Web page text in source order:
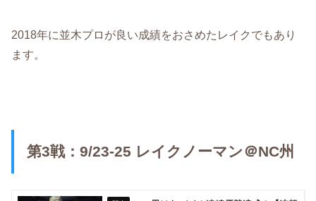
2018年に並木プロが良い成績をおさめたレイクでもあり
ます。
第3戦：9/23-25 レイクノーマン＠NC州